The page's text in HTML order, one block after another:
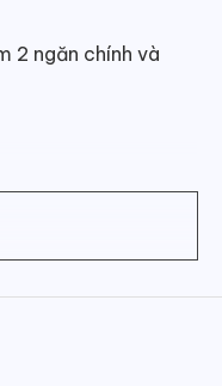
2 ngăn chính và